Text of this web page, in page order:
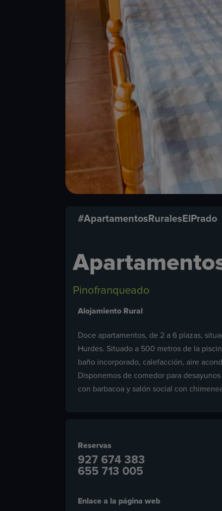
#ApartamentosRuralesElPrado
Pinofranqueado
Alojamiento Rural
Doce apartamentos, de 2 a 6 plazas,
Hurdes. Situado a 500 metros de la
baño incorporado, calefacción, aire
Disponemos de comedor para
con barbacoa y salón social con
Reservas
927 674 383
655 713 005
Enlace a la página web